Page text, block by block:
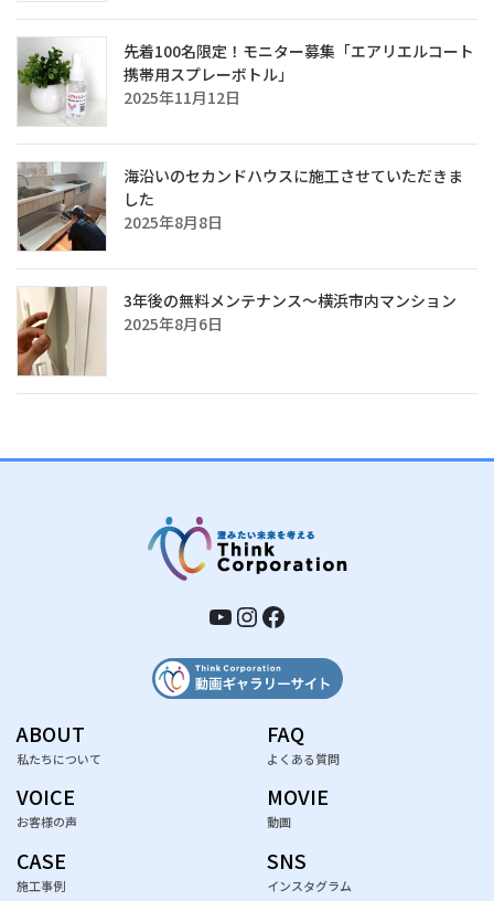
先着100名限定！モニター募集「エアリエルコート
携帯用スプレーボトル」
2025年11月12日
海沿いのセカンドハウスに施工させていただきま
した
2025年8月8日
3年後の無料メンテナンス～横浜市内マンション
2025年8月6日
YouTube
Instagram
Facebook
ABOUT
私たちについて
VOICE
お客様の声
CASE
施工事例
FAQ
よくある質問
MOVIE
動画
SNS
インスタグラム